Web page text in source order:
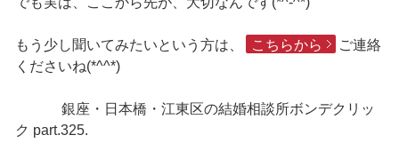
もう少し聞いてみたいという方は、 こちらから
ご連絡
くださいね(*^^*)
銀座・日本橋・江東区の結婚相談所ボンデクリッ
ク part.325.